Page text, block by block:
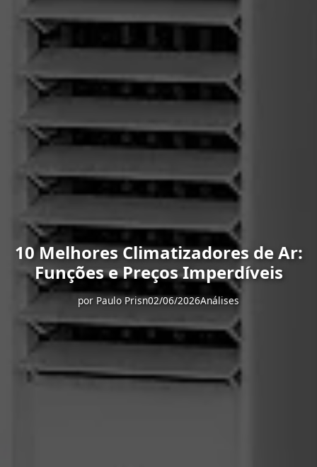
10 Melhores Climatizadores de Ar:
Funções e Preços Imperdíveis
por Paulo Prisn02/06/2026Análises